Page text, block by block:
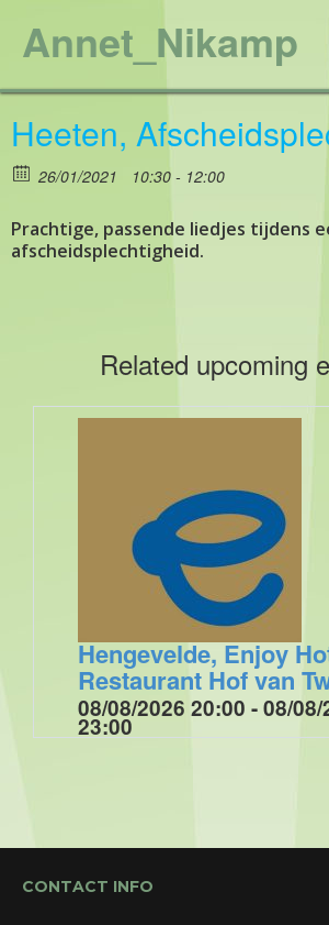
Annet_Nikamp
Heeten,
26/01/2021 10:30 - 12:00
Prachtige, passende liedjes tijdens
afscheidsplechtigheid.
Related upcoming
Hengevelde, Enjoy
Restaurant Hof van
08/08/2026 20:00 - 08/08/
23:00
CONTACT INFO